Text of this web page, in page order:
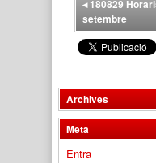
◂180829
setembre
Archives
Meta
Entra